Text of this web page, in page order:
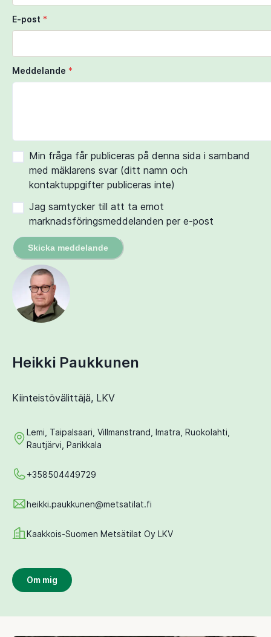
E-post *
Meddelande *
Min fråga får publiceras på denna sida i samband
med mäklarens svar (ditt namn och
kontaktuppgifter publiceras inte)
Jag samtycker till att ta emot
marknadsföringsmeddelanden per e-post
Skicka meddelande
Heikki Paukkunen
Kiinteistövälittäjä, LKV
Lemi, Taipalsaari, Villmanstrand, Imatra, Ruokolahti,
Rautjärvi, Parikkala
+358504449729
heikki.paukkunen@metsatilat.fi
Kaakkois-Suomen Metsätilat Oy LKV
Om mig